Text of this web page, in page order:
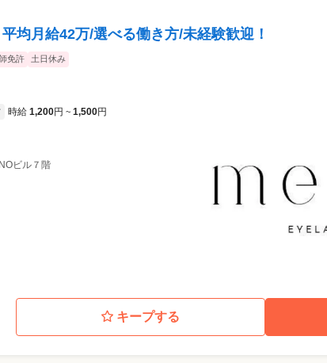
均月給42万/選べる働き方/未経験歓迎！
免許 土日休み
時給 1,200円 ~ 1,500円
ビル７階
キープする